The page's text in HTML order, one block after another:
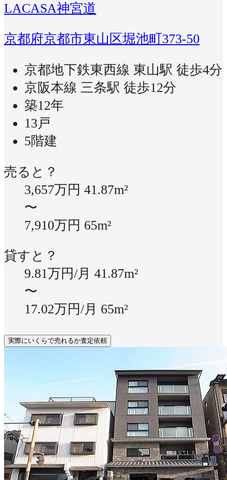
LACASA神宮道
京都府京都市東山区堀池町373-50
京都地下鉄東西線 東山駅 徒歩4分
京阪本線 三条駅 徒歩12分
築12年
13戸
5階建
売ると？
3,657万円 41.87m²
〜
7,910万円 65m²
貸すと？
9.81万円/月 41.87m²
〜
17.02万円/月 65m²
実際にいくらで売れるか査定依頼